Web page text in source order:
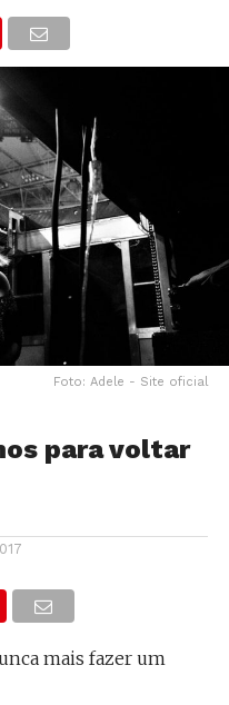
Foto: Adele - Site oficial
para voltar
mais fazer um